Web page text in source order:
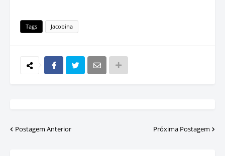
Tags Jacobina
Postagem Anterior Próxima Postagem